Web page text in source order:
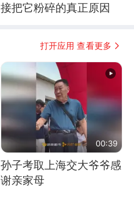
接把它粉碎的真正原因
打开应用 查看更多
00:39
孙子考取上海交大爷爷感
谢亲家母